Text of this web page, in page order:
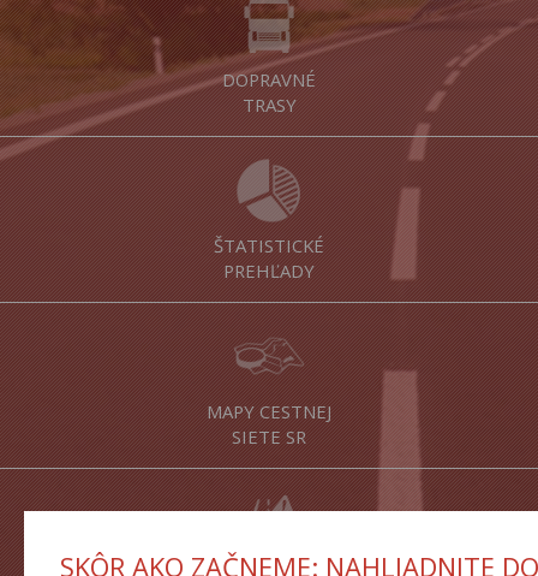
SKÔR AKO ZAČNEME: NAHLIADNITE DO
DOPRAVNÉ
TRASY
ŠTATISTICKÉ
PREHĽADY
MAPY CESTNEJ
SIETE SR